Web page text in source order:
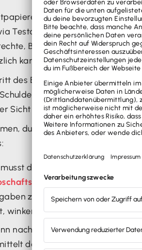
und Immobilien sind
Testament), eines
Beteiligungen sowie
kannst du also in einem
des Erbfalls obliegt dir die
den Wert übersteigen.
Sicht einige Dinge im Blick
du erbst eine hohe Summe
musst das Erbe beim Finanzamt
einreichen.
zum geerbten Vermögen.
winken dir bestimmte
nach Abzug des persönlichen
das Finanzamt anhand der